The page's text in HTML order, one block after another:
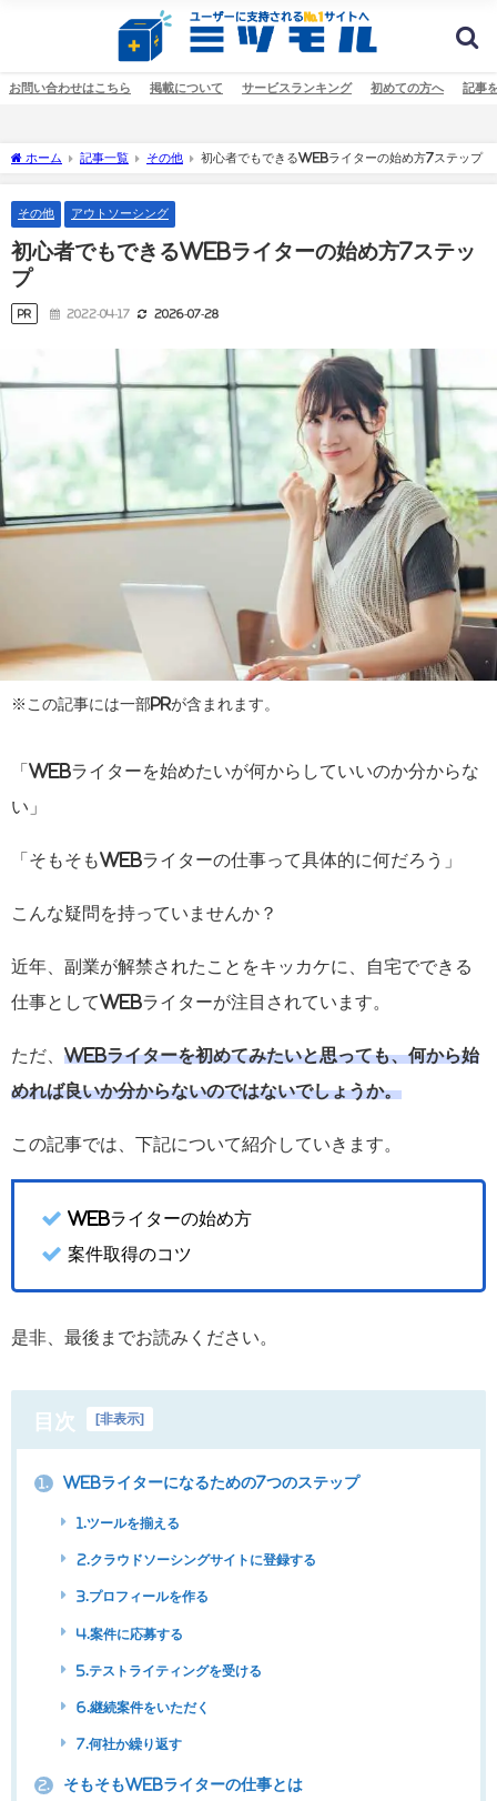
お問い合わせはこちら 掲載について サービスランキング 初めての方へ 記事
ホーム 記事一覧 その他 初心者でもできるWebライターの始め方7ステップ
その他 アウトソーシング
初心者でもできるWebライターの始め方7ステッ
プ
PR 2022-04-17 2026-07-28
※この記事には一部PRが含まれます。
「Webライターを始めたいが何からしていいのか分からな
い」
「そもそもWebライターの仕事って具体的に何だろう」
こんな疑問を持っていませんか？
近年、副業が解禁されたことをキッカケに、自宅でできる
仕事としてWebライターが注目されています。
ただ、 Webライターを初めてみたいと思っても、何から始
めれば良いか分からないのではないでしょうか。
この記事では、下記について紹介していきます。
Webライターの始め方
案件取得のコツ
是非、最後までお読みください。
目次 非表示
1. Webライターになるための7つのステップ
1.ツールを揃える
2.クラウドソーシングサイトに登録する
3.プロフィールを作る
4.案件に応募する
5.テストライティングを受ける
6.継続案件をいただく
7.何社か繰り返す
2. そもそもWebライターの仕事とは